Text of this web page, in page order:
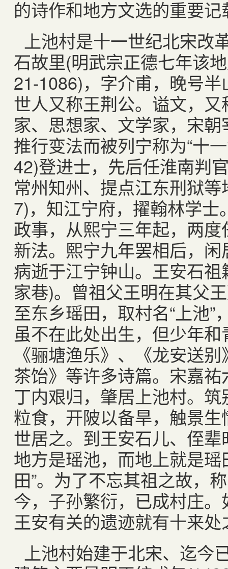
的诗作和地方文选的重要记
上池村是十一世纪北宋改
石故里(明武宗正德七年该
21-1086)，字介甫，晚号
世人又称王荆公。谥文，
家、思想家、文学家，宋
推行变法而被列宁称为“十
42)登进士，先后任淮南判
常州知州、提点江东刑狱
7)，知江宁府，擢翰林学
政事，从熙宁三年起，两
新法。熙宁九年罢相后，
病逝于江宁钟山。王安石
家巷)。曾祖父王明在其父
至东乡瑶田，取村名“上池
虽不在此处出生，但少年
《骊塘渔乐》、《龙安送
茶饴》等许多诗篇。宋嘉
丁内艰归，肇居上池村。
粒食，开陂以备旱，触景
世居之。到王安石儿、侄
地方是瑶池，而地上就是瑶
田”。为了不忘其祖之故，
今，子孙繁衍，已成村庄
王安有关的遗迹就有十来处
上池村始建于北宋、迄今